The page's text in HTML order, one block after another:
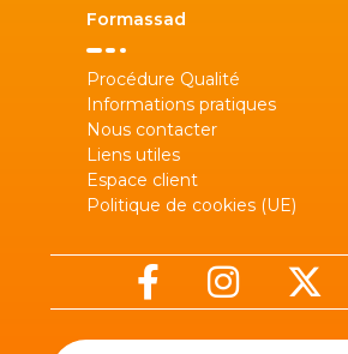
Formassad
Procédure Qualité
Informations pratiques
Nous contacter
Liens utiles
Espace client
Politique de cookies (UE)